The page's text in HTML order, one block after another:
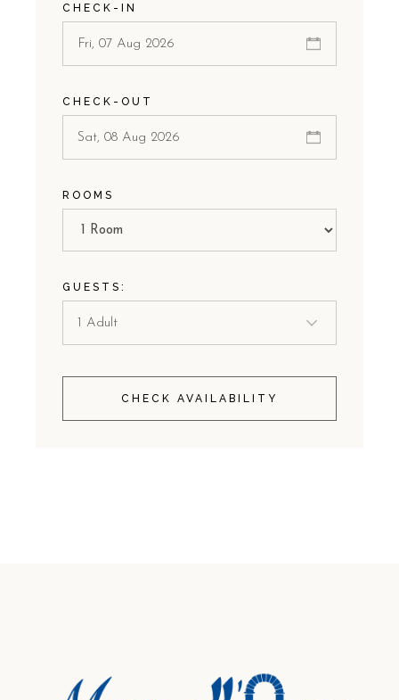
CHECK-IN
CHECK-OUT
ROOMS
GUESTS:
CHECK AVAILABILITY